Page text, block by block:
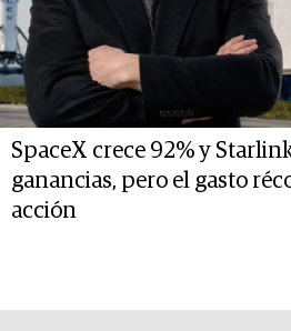
SpaceX crece 92% y
ganancias, pero el gasto
acción